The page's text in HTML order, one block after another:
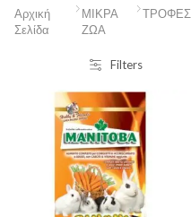
Αρχική
Σελίδα
ΜΙΚΡΑ
ΖΩΑ
ΤΡΟΦΕΣ
Filters